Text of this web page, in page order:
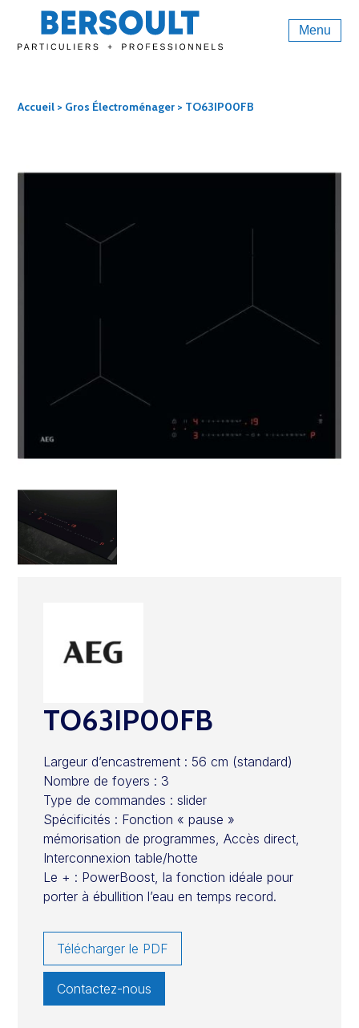
Menu
Accueil > Gros Électroménager > TO63IP00FB
TO63IP00FB
Largeur d’encastrement : 56 cm (standard)
Nombre de foyers : 3
Type de commandes : slider
Spécificités : Fonction « pause »
mémorisation de programmes, Accès direct,
Interconnexion table/hotte
Le + : PowerBoost, la fonction idéale pour
porter à ébullition l’eau en temps record.
Télécharger le PDF
Contactez-nous